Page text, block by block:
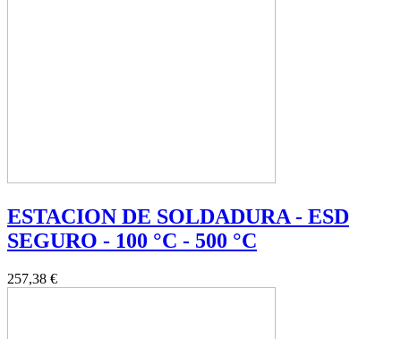
ESTACION DE SOLDADURA - ESD
SEGURO - 100 °C - 500 °C
257,38 €